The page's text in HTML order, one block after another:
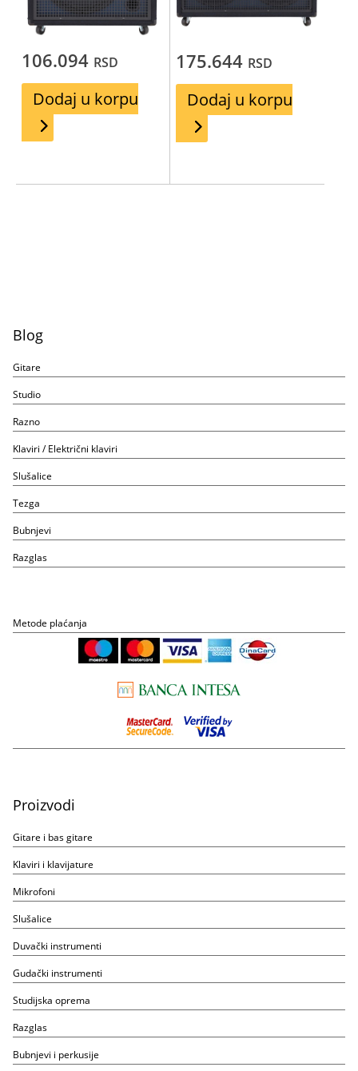
106.094 RSD
Dodaj u korpu
175.644 RSD
Dodaj u korpu
Blog
Gitare
Studio
Razno
Klaviri / Električni klaviri
Slušalice
Tezga
Bubnjevi
Razglas
Metode plaćanja
Proizvodi
Gitare i bas gitare
Klaviri i klavijature
Mikrofoni
Slušalice
Duvački instrumenti
Gudački instrumenti
Studijska oprema
Razglas
Bubnjevi i perkusije